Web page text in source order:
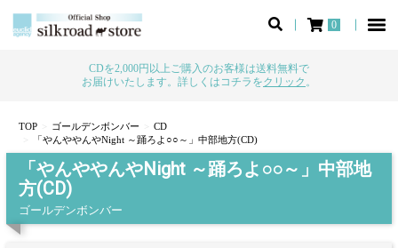
0
CDを2,000円以上ご購入のお客様は送料無料で
お届けいたします。詳しくはコチラをクリック 。
TOP ゴールデンボンバー
CD
「やんややんやNight ～踊ろよ○○～」中部地方(CD)
「やんややんやNight ～踊ろよ○○～」中部地
方(CD)
ゴールデンボンバー